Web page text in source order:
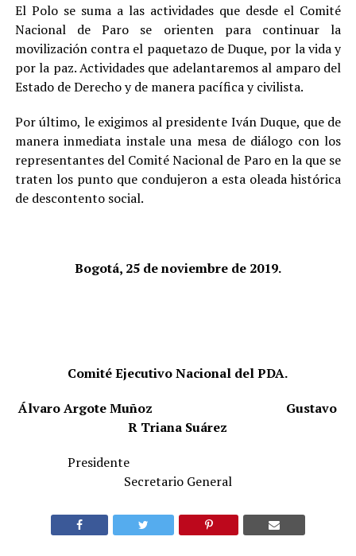
El Polo se suma a las actividades que desde el Comité
Nacional de Paro se orienten para continuar la
movilización contra el paquetazo de Duque, por la vida y
por la paz. Actividades que adelantaremos al amparo del
Estado de Derecho y de manera pacífica y civilista.
Por último, le exigimos al presidente Iván Duque, que de
manera inmediata instale una mesa de diálogo con los
representantes del Comité Nacional de Paro en la que se
traten los punto que condujeron a esta oleada histórica
de descontento social.
Bogotá, 25 de noviembre de 2019.
Comité Ejecutivo Nacional del PDA.
Álvaro Argote Muñoz
Gustavo
R Triana Suárez
Presidente
Secretario General